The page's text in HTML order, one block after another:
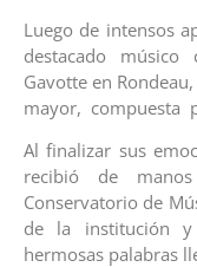
Luego de intensos
destacado
Gavotte en
mayor, compuesta
Al finalizar sus
recibió de
Conservatorio de
de la institución
hermosas palabras